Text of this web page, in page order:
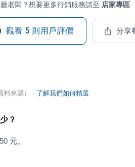
老闆？想要更多行銷服務請至 店家專區
觀看 5 則用戶評價 分享
來源） · 了解我們如何精選
？
元。